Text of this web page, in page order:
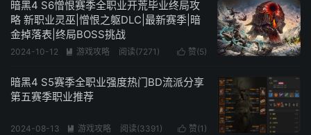
暗黑4 S6憎恨赛季全职业开荒毕业终局攻
略 新职业灵巫|憎恨之躯DLC|最新赛季|暗
金掉落表|终局BOSS挑战
 赞(5)
2024-10-12  游戏攻略 阅读(7271 )
暗黑4 S5赛季全职业强度热门BD流派分享
第五赛季职业推荐
 赞(1 )
2024-08-13  游戏攻略 阅读(3391 )